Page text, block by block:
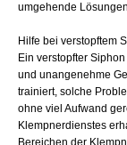
umgehende
Hilfe bei verstopftem
Ein verstopfter
und unangenehme
trainiert, solche
ohne viel Aufwand
Klempnerdienstes
Bereichen der